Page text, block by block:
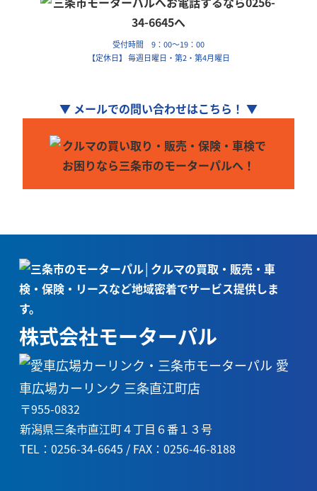
受付時間 9：00～19：00
【定休日】 毎週日曜日・第2・第4月曜日
▼ メールでの問い合わせはこちら！ ▼
株式会社モーターパル
愛
車広場カーリンク 三条直江町店
〒955-0832
新潟県三条市直江町４丁目６番１３号
TEL：0256-34-6645 / FAX：0256-46-8188